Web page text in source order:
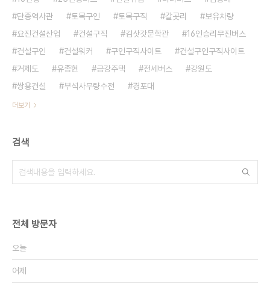
단종역사관
토목구인 토목구직 갈곳리
보유차량
요진건설산업
건설구직 김삿갓문학관
16인승리무진버스
건설구인
건설워커 구인구직사이트
건설구인구직사이트
거제도
유종현 금강주택 전세버스
강원도
쌍용건설
부석사무량수전 경포대
더보기
검색
전체 방문자
오늘
어제